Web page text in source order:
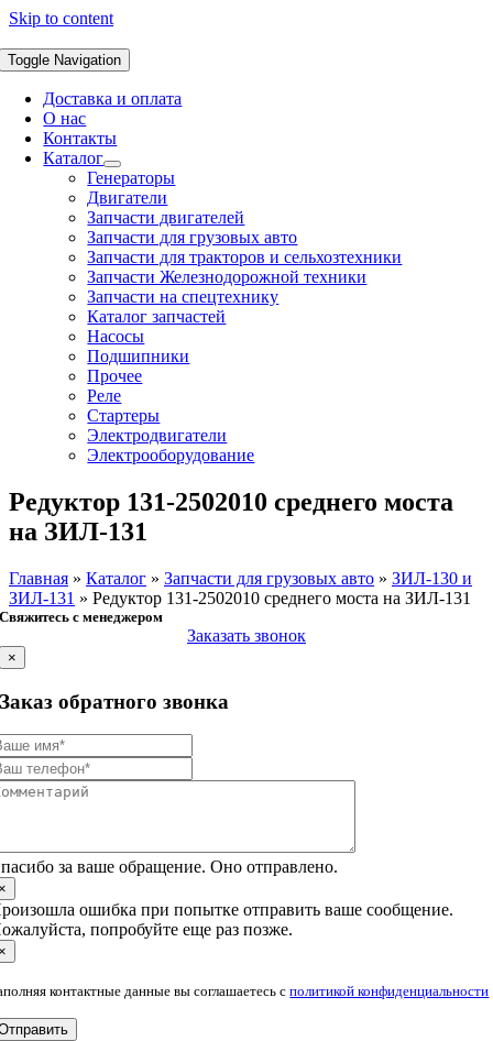
Skip to content
Toggle Navigation
Доставка и оплата
О нас
Контакты
Каталог
Генераторы
Двигатели
Запчасти двигателей
Запчасти для грузовых авто
Запчасти для тракторов и сельхозтехники
Запчасти Железнодорожной техники
Запчасти на спецтехнику
Каталог запчастей
Насосы
Подшипники
Прочее
Реле
Стартеры
Электродвигатели
Электрооборудование
Редуктор 131-2502010 среднего моста
на ЗИЛ-131
Главная » Каталог » Запчасти для грузовых авто » ЗИЛ-130 и
ЗИЛ-131 » Редуктор 131-2502010 среднего моста на ЗИЛ-131
Свяжитесь с менеджером
Заказать звонок
×
Заказ обратного звонка
за ваше обращение. Оно отправлено.
ошибка при попытке отправить ваше сообщение.
попробуйте еще раз позже.
контактные данные вы соглашаетесь сполитикой конфиденциальности